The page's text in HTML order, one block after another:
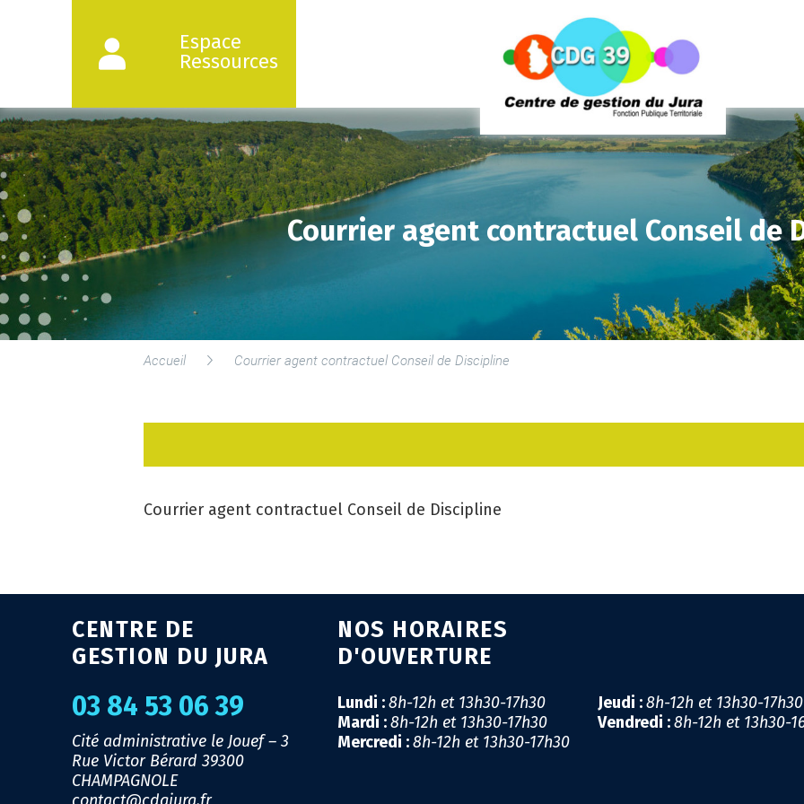
Espace
Ressources
Courrier agent contractuel Conseil de
Accueil Courrier agent contractuel Conseil de Discipline
Courrier agent contractuel Conseil de Discipline
CENTRE DE
GESTION DU JURA
03 84 53 06 39
Cité administrative le Jouef – 3
Rue Victor Bérard 39300
CHAMPAGNOLE
NOS HORAIRES
D'OUVERTURE
Lundi :8h-12h et 13h30-17h30
Mardi :8h-12h et 13h30-17h30
Mercredi :8h-12h et 13h30-17h30
Jeudi :8h-12h et 13h30-17h30
Vendredi :8h-12h et 13h30-